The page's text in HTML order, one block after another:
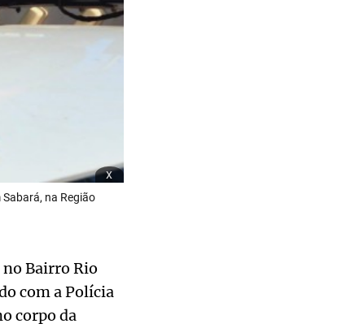
x
na Região
Bairro Rio
com a Polícia
corpo da